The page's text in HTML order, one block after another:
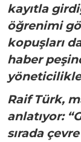
kayıtla
öğrenimi
kopuşları
haber
Raif Türk,
anlatıyor:
sırada